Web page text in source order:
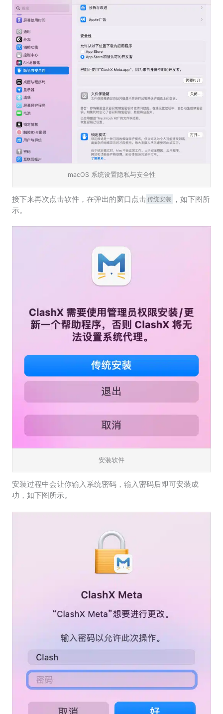
macOS 系统设置隐私与安全性
接下来再次点击软件，在弹出的窗口点击传统安装
，如下图所
示。
安装软件
安装过程中会让你输入系统密码，输入密码后即可安装成
功，如下图所示。